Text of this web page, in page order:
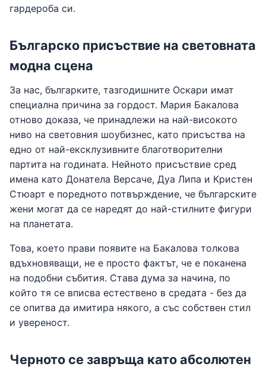
гардероба си.
Българско присъствие на световната
модна сцена
За нас, българките, тазгодишните Оскари имат
специална причина за гордост. Мария Бакалова
отново доказа, че принадлежи на най-високото
ниво на световния шоубизнес, като присъства на
едно от най-ексклузивните благотворителни
партита на годината. Нейното присъствие сред
имена като Донатела Версаче, Дуа Липа и Кристен
Стюарт е поредното потвърждение, че българските
жени могат да се наредят до най-стилните фигури
на планетата.
Това, което прави появите на Бакалова толкова
вдъхновяващи, не е просто фактът, че е поканена
на подобни събития. Става дума за начина, по
който тя се вписва естествено в средата - без да
се опитва да имитира някого, а със собствен стил
и увереност.
Черното се завръща като абсолютен